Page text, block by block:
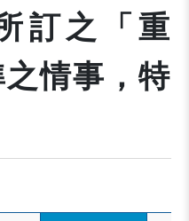
訂之「重
情事，特